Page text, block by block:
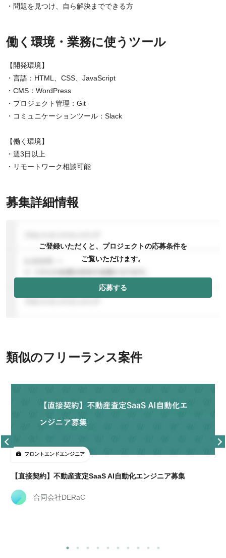
・問題を見つけ、自ら解決までできる方
働く環境・業務に使うツール
【開発環境】
・言語：HTML、CSS、JavaScript
・CMS：WordPress
・プロジェクト管理：Git
・コミュニケーションツール：Slack
【働く環境】
・週3日以上
・リモートワーク相談可能
募集詳細情報
ご登録いただくと、プロジェクトの応募条件を
ご覧いただけます。
応募する
類似のフリーランス案件
フロントエンドエンジニア
【直接契約】不動産査定SaaS AI自動化エンジニア募集
合同会社DERaC